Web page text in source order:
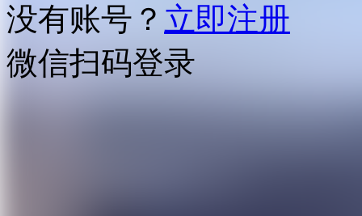
没有账号？ 立即注册
微信扫码登录